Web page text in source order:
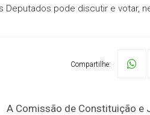
Deputados pode discutir e votar,
Compartilhe:
A Comissão de Constituição e